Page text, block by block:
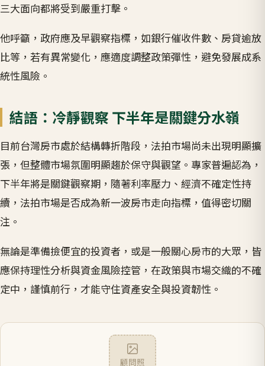
三大面向都將受到嚴重打擊。
他呼籲，政府應及早觀察指標，如銀行催收件數、房貸逾放
比等，若有異常變化，應適度調整政策彈性，避免發展成系
統性風險。
結語：冷靜觀察 下半年是關鍵分水嶺
目前台灣房市處於結構轉折階段，法拍市場尚未出現明顯擴
張，但整體市場氛圍明顯趨於保守與觀望。專家普遍認為，
下半年將是關鍵觀察期，隨著利率壓力、經濟不確定性持
續，法拍市場是否成為新一波房市走向指標，值得密切關
注。
無論是準備撿便宜的投資者，或是一般關心房市的大眾，皆
應保持理性分析與資金風險控管，在政策與市場交織的不確
定中，謹慎前行，才能守住資產安全與投資韌性。
顧問照